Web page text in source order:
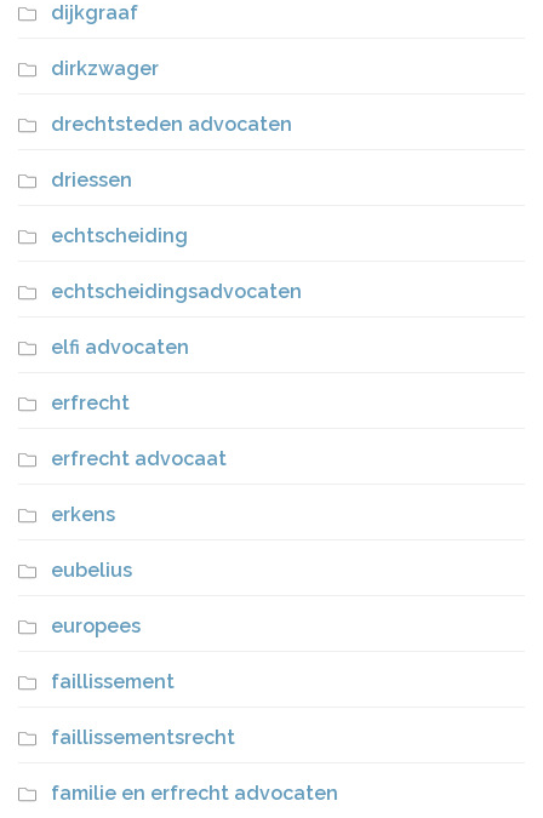
dijkgraaf
dirkzwager
drechtsteden advocaten
driessen
echtscheiding
echtscheidingsadvocaten
elfi advocaten
erfrecht
erfrecht advocaat
erkens
eubelius
europees
faillissement
faillissementsrecht
familie en erfrecht advocaten